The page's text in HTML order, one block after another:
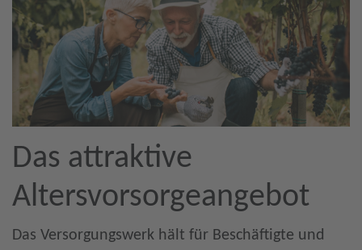
Das attraktive
Altersvorsorgeangebot
Das Versorgungswerk hält für Beschäftigte und